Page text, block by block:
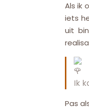
Als ik
iets
uit
Ik
Pas